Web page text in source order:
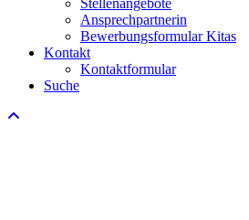
Stellenangebote
Ansprechpartnerin
Bewerbungsformular Kitas
Kontakt
Kontaktformular
Suche